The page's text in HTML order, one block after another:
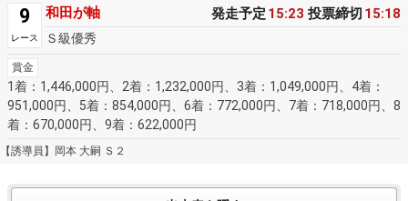
9
レース
和田が軸 発走予定 15:23 投票締切 15:18
Ｓ級優秀
賞金
1着：1,446,000円、2着：1,232,000円、3着：1,049,000円、4着：
951,000円、5着：854,000円、6着：772,000円、7着：718,000円、8
着：670,000円、9着：622,000円
【誘導員】岡本 大嗣 Ｓ２